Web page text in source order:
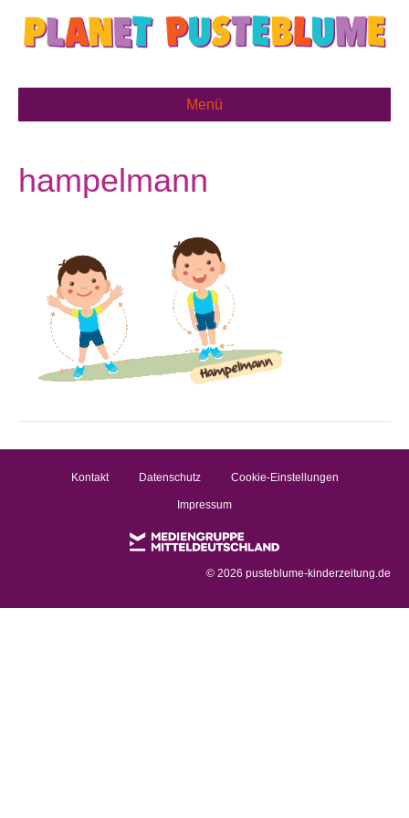
Menü
hampelmann
Kontakt Datenschutz Cookie-Einstellungen
Impressum
© 2026 pusteblume-kinderzeitung.de